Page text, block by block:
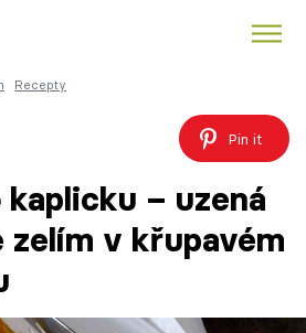
Recepty
Pin it
kaplicku – uzená
zelím v křupavém